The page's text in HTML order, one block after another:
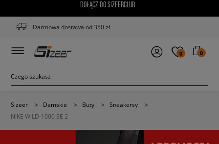
DOŁĄCZ DO SIZEERCLUB
Darmowa dostawa od 350 zł
0 0
Sizeer > Damskie > Buty > Sneakersy
>
NIKE W LD-1000 SE 2